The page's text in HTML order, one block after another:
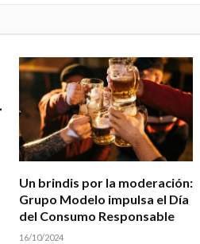
Un brindis por la moderación:
Grupo Modelo impulsa el Día
del Consumo Responsable
16/10/2024